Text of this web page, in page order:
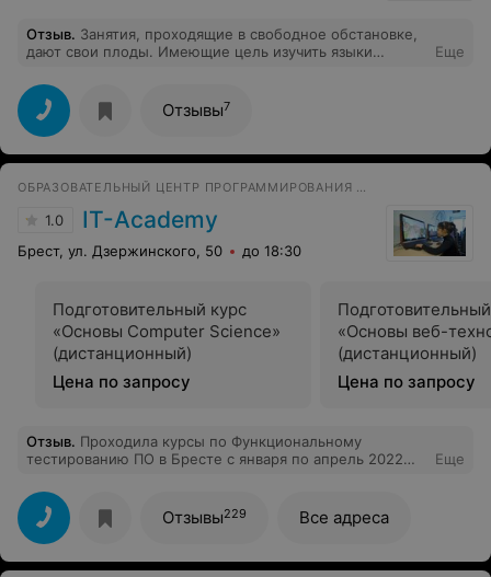
Отзыв. Занятия, проходящие в свободное обстановке,
дают свои плоды. Имеющие цель изучить языки
методикам изучения. Это и форма игры, и музыкальная
практика, и художественные упражнения гармонично
сочетающиеся с разговорным английским. Тут нету
принуждения, тут есть отзывчивость к Вашему
интересу.
Еще
Отзывы7
ОБРАЗОВАТЕЛЬНЫЙ ЦЕНТР ПРОГРАММИРОВАНИЯ И ВЫСОКИХ ТЕХНОЛОГИЙ
1.0 IT-Academy
Брест, ул. Дзержинского, 50 до 18:30
Подготовительный курс
«Основы Computer Science»
(дистанционный)
Цена по запросу
«Основы веб-
(дистанционный)
Цена по запросу
Отзыв. Проходила курсы по Функциональному
тестированию ПО в Бресте с января по апрель 2022
оставляет желать лучшего. Обратной связи почти не
было. Пришла с большой мотивацией, а по итогу
полное разочарование.
Еще
Отзывы229 Все адреса